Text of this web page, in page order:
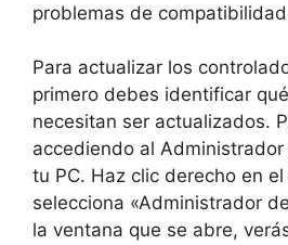
problemas de
Para actualizar los
primero debes identificar
necesitan ser actualizados.
accediendo al
tu PC. Haz clic derecho en
selecciona «Administrador
la ventana que se abre,